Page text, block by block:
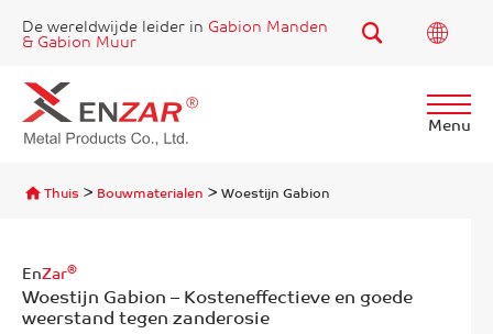
De wereldwijde leider in Gabion Manden
& Gabion Muur
Menu
Thuis > Bouwmaterialen >Woestijn Gabion
EnZar®
Woestijn Gabion – Kosteneffectieve en goede
weerstand tegen zanderosie